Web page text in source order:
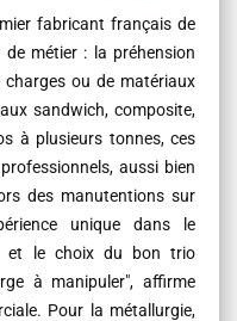
fabricant français de
métier : la préhension
ou de matériaux
sandwich, composite,
à plusieurs tonnes, ces
aussi bien
des manutentions sur
unique dans le
et le choix du bon trio
à manipuler", affirme
Pour la métallurgie,